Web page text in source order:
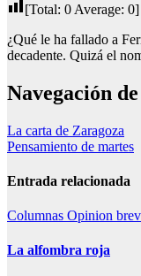
[Total: 0 Average: 0]
¿Qué le ha fallado a
decadente. Quizá el
Navegación
La carta de Zaragoza
Pensamiento de martes
Entrada relacionada
Columnas Opinion
La alfombra roja